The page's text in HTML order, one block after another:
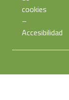
cookies
–
Accesibilidad